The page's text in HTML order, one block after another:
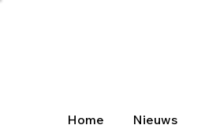
Home Nieuws